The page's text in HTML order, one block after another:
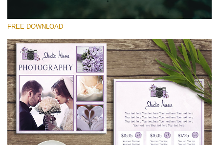
Kérlek, válassz
Free Font #33
Photographer Marketing Templates
Ingyenes letöltés
FREE DOWNLOAD